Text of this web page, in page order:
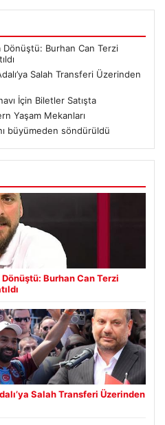
Burhan Can Terzi
Salah Transferi Üzerinden
İçin Biletler Satışta
Yaşam Mekanları
büyümeden söndürüldü
Burhan Can Terzi
Salah Transferi Üzerinden